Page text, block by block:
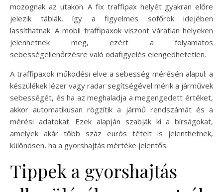
mozognak az utakon. A fix traffipax helyét gyakran előre
jelezik táblák, így a figyelmes sofőrök idejében
lassíthatnak. A mobil traffipaxok viszont váratlan helyeken
jelenhetnek meg, ezért a folyamatos
sebességellenőrzésre való odafigyelés elengedhetetlen.
A traffipaxok működési elve a sebesség mérésén alapul: a
készülékek lézer vagy radar segítségével mérik a járművek
sebességét, és ha az meghaladja a megengedett értéket,
akkor automatikusan rögzítik a jármű rendszámát és a
mérési adatokat. Ezek alapján szabják ki a bírságokat,
amelyek akár több száz eurós tételt is jelenthetnek,
különösen, ha a gyorshajtás mértéke jelentős.
Tippek a gyorshajtás